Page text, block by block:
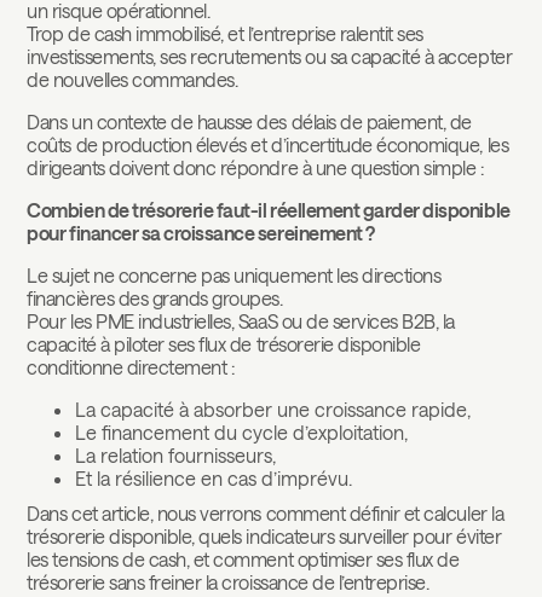
un risque opérationnel.
Trop de cash immobilisé, et l’entreprise ralentit ses
investissements, ses recrutements ou sa capacité à accepter
de nouvelles commandes.
Dans un contexte de hausse des délais de paiement, de
coûts de production élevés et d’incertitude économique, les
dirigeants doivent donc répondre à une question simple :
Combien de trésorerie faut-il réellement garder disponible
pour financer sa croissance sereinement ?
Le sujet ne concerne pas uniquement les directions
financières des grands groupes.
Pour les PME industrielles, SaaS ou de services B2B, la
capacité à piloter ses flux de trésorerie disponible
conditionne directement :
La capacité à absorber une croissance rapide,
Le financement du cycle d’exploitation,
La relation fournisseurs,
Et la résilience en cas d’imprévu.
Dans cet article, nous verrons comment définir et calculer la
trésorerie disponible, quels indicateurs surveiller pour éviter
les tensions de cash, et comment optimiser ses flux de
trésorerie sans freiner la croissance de l’entreprise.